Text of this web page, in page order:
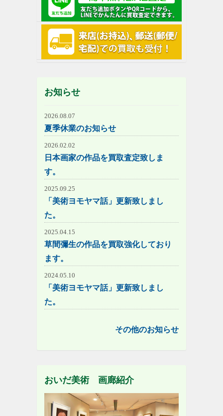
お知らせ
2026.08.07
夏季休業のお知らせ
2026.02.02
日本画家の作品を買取査定致しま
す。
2025.09.25
「美術ヨモヤマ話」更新致しまし
た。
2025.04.15
草間彌生の作品を買取強化しており
ます。
2024.05.10
「美術ヨモヤマ話」更新致しまし
た。
その他のお知らせ
おいだ美術 画廊紹介